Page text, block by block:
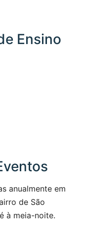
Ensino
anualmente em
de São
à meia-noite.